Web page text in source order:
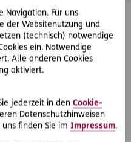
Navigation. Für uns
der Websitenutzung und
(technisch) notwendige
ein. Notwendige
Alle anderen Cookies
aktiviert.
jederzeit in den Cookie-
Datenschutzhinweisen
finden Sie im Impressum.
Friendly Captcha
Abschicken